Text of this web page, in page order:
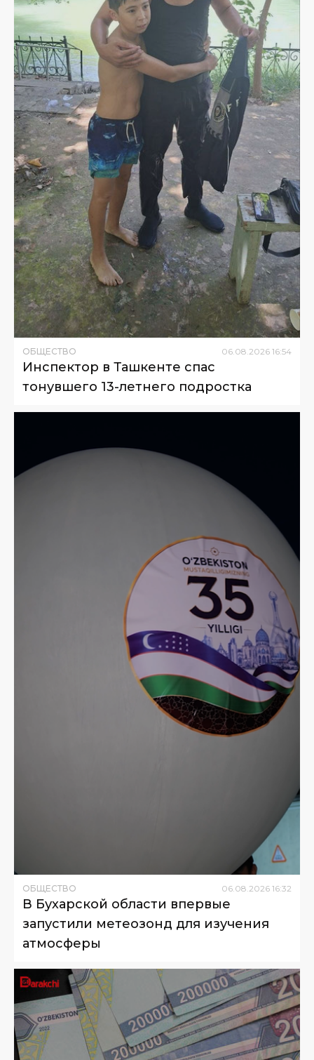
ОБЩЕСТВО 06.08.2026 16:54
Инспектор в Ташкенте спас
тонувшего 13-летнего подростка
ОБЩЕСТВО 06.08.2026 16:32
В Бухарской области впервые
запустили метеозонд для изучения
атмосферы